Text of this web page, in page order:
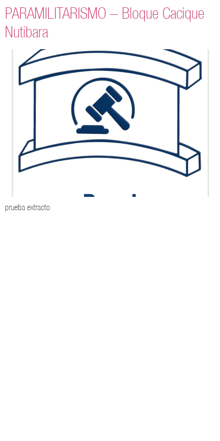
PARAMILITARISMO – Bloque Cacique
Nutibara
prueba extracto